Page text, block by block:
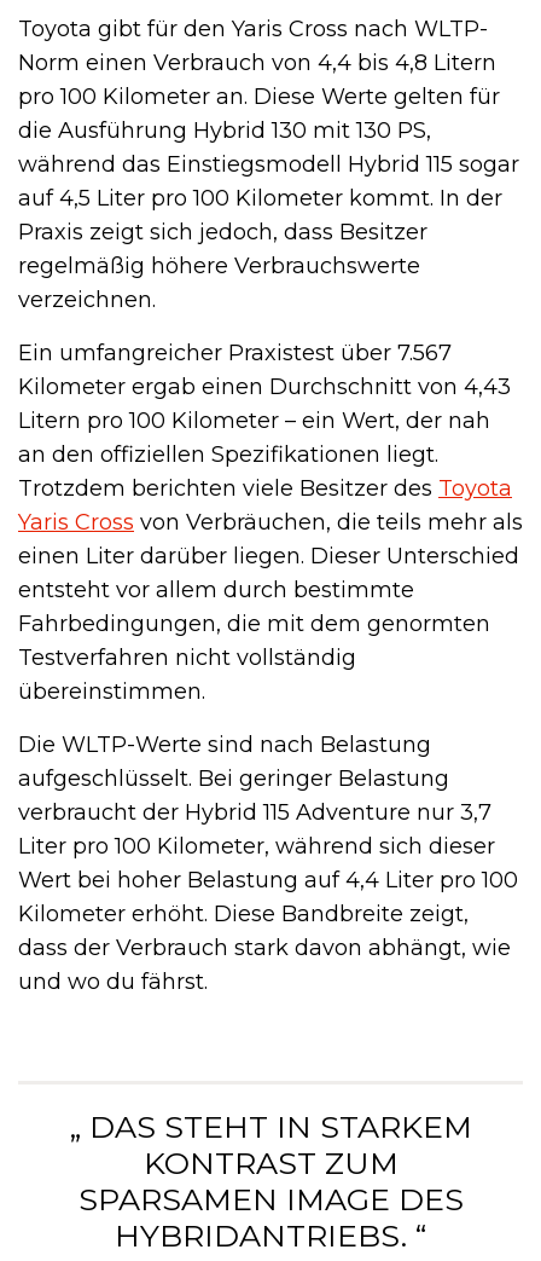
Toyota gibt für den Yaris Cross nach WLTP-
Norm einen Verbrauch von 4,4 bis 4,8 Litern
pro 100 Kilometer an. Diese Werte gelten für
die Ausführung Hybrid 130 mit 130 PS,
während das Einstiegsmodell Hybrid 115 sogar
auf 4,5 Liter pro 100 Kilometer kommt. In der
Praxis zeigt sich jedoch, dass Besitzer
regelmäßig höhere Verbrauchswerte
verzeichnen.
Ein umfangreicher Praxistest über 7.567
Kilometer ergab einen Durchschnitt von 4,43
Litern pro 100 Kilometer – ein Wert, der nah
an den offiziellen Spezifikationen liegt.
Trotzdem berichten viele Besitzer des Toyota
Yaris Cross von Verbräuchen, die teils mehr als
einen Liter darüber liegen. Dieser Unterschied
entsteht vor allem durch bestimmte
Fahrbedingungen, die mit dem genormten
Testverfahren nicht vollständig
übereinstimmen.
Die WLTP-Werte sind nach Belastung
aufgeschlüsselt. Bei geringer Belastung
verbraucht der Hybrid 115 Adventure nur 3,7
Liter pro 100 Kilometer, während sich dieser
Wert bei hoher Belastung auf 4,4 Liter pro 100
Kilometer erhöht. Diese Bandbreite zeigt,
dass der Verbrauch stark davon abhängt, wie
und wo du fährst.
„ DAS STEHT IN STARKEM
KONTRAST ZUM
SPARSAMEN IMAGE DES
HYBRIDANTRIEBS. “